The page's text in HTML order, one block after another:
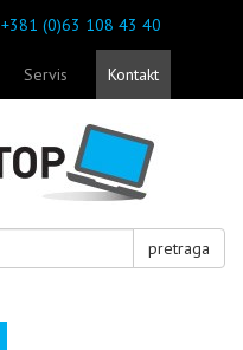
+381 (0)63 108 43 40
Servis Kontakt
pretraga